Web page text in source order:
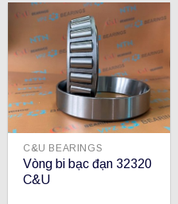
C&U BEARINGS
Vòng bi bạc đạn 32320
C&U